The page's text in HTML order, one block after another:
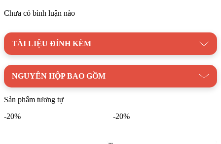
Chưa có bình luận nào
TÀI LIỆU ĐÍNH KÈM
NGUYÊN HỘP BAO GỒM
Sản phẩm tương tự
-20%
-20%